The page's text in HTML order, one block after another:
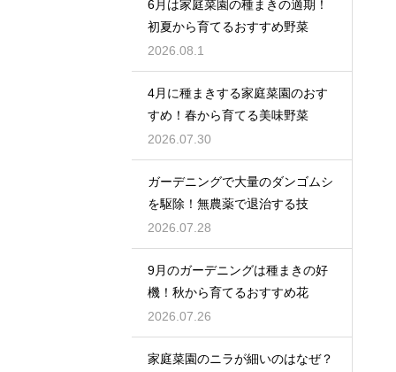
6月は家庭菜園の種まきの適期！
初夏から育てるおすすめ野菜
2026.08.1
4月に種まきする家庭菜園のおす
すめ！春から育てる美味野菜
2026.07.30
ガーデニングで大量のダンゴムシ
を駆除！無農薬で退治する技
2026.07.28
9月のガーデニングは種まきの好
機！秋から育てるおすすめ花
2026.07.26
家庭菜園のニラが細いのはなぜ？